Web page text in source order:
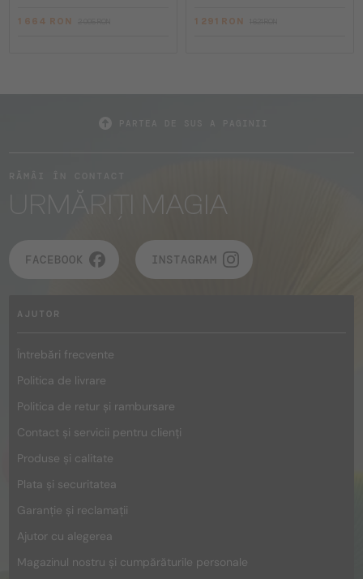
1 664 RON 1 291 RON
URMĂRIȚI MAGIA
FACEBOOK INSTAGRAM
AJUTOR
Întrebări frecvente
Politica de livrare
Politica de retur și rambursare
Contact și servicii pentru clienți
Produse și calitate
Plata și securitatea
Garanție și reclamații
Ajutor cu alegerea
Magazinul nostru și cumpărăturile personale